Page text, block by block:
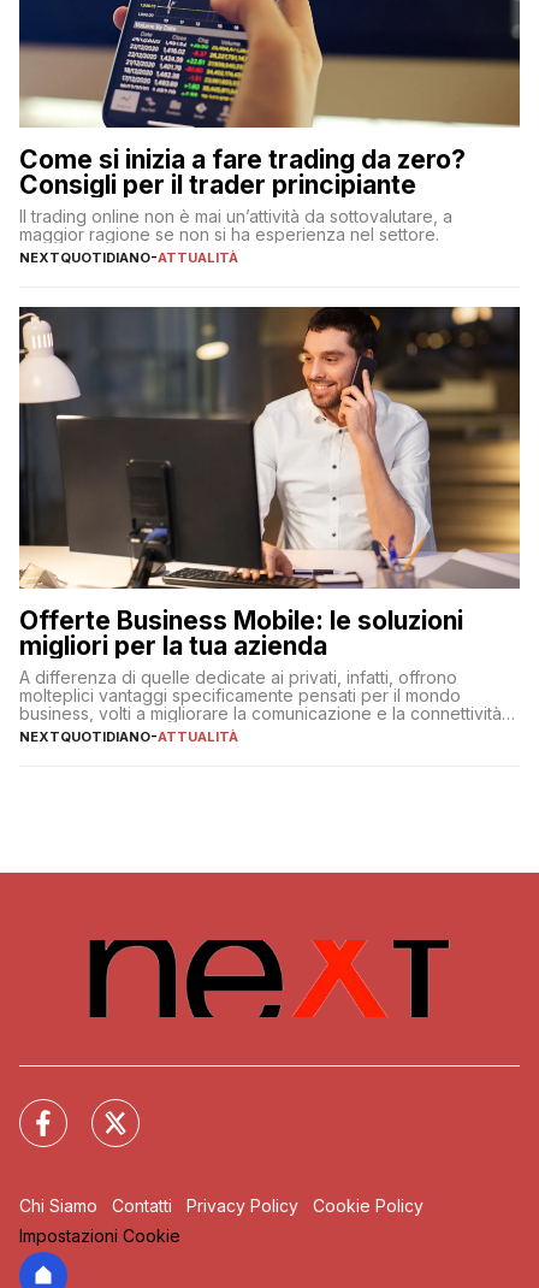
Come si inizia a fare trading da zero?
Consigli per il trader principiante
Il trading online non è mai un’attività da sottovalutare, a
maggior ragione se non si ha esperienza nel settore.
NEXTQUOTIDIANO-ATTUALITÀ
Offerte Business Mobile: le soluzioni
migliori per la tua azienda
A differenza di quelle dedicate ai privati, infatti, offrono
molteplici vantaggi specificamente pensati per il mondo
business, volti a migliorare la comunicazione e la connettività
degli utenti
NEXTQUOTIDIANO-ATTUALITÀ
Chi Siamo Contatti Privacy Policy
Cookie Policy
Impostazioni Cookie